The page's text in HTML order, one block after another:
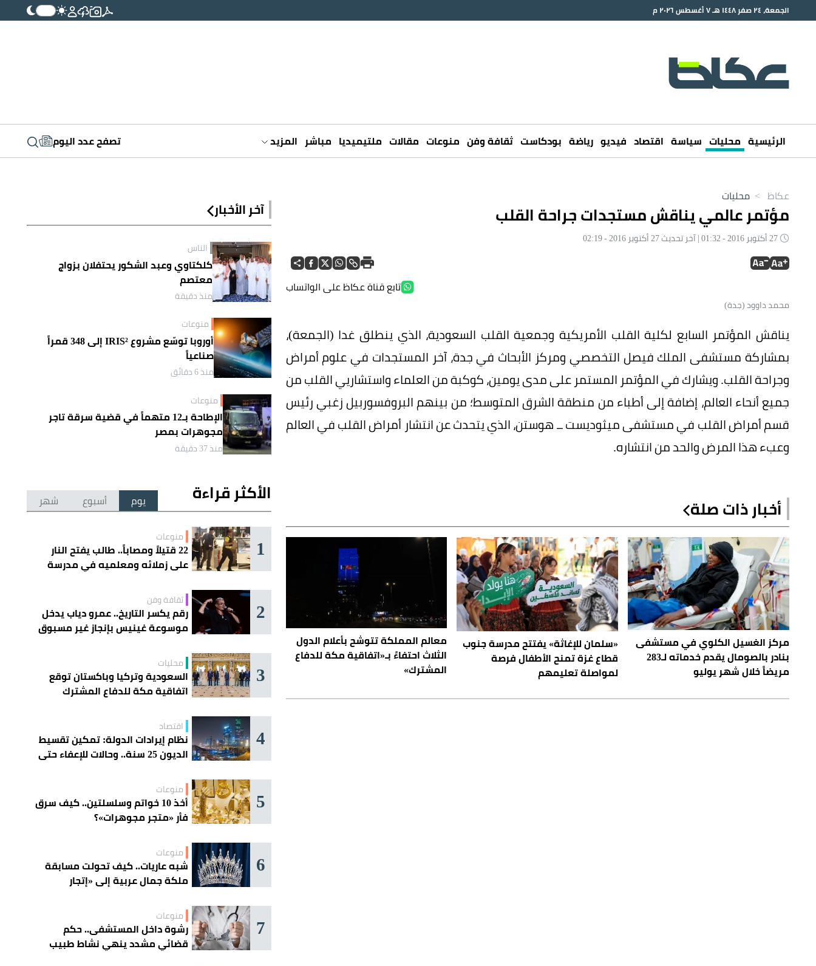
الجمعة، ٢٤ صفر ١٤٤٨ هـ ٧ أغسطس ٢٠٢٦ م
الرئيسية محليات سياسة اقتصاد فيديو رياضة بودكاست ثقافة وفن منوعات مقالات ملتيميديا مباشر المزيد تصفح عدد اليوم
عكاظ > محليات
مؤتمر عالمي يناقش مستجدات جراحة القلب
تابع قناة عكاظ على الواتساب
محمد داوود (جدة)
يناقش المؤتمر السابع لكلية القلب الأمريكية وجمعية القلب السعودية، الذي ينطلق غدا (الجمعة)،
بمشاركة مستشفى الملك فيصل التخصصي ومركز الأبحاث في جدة، آخر المستجدات في علوم أمراض
وجراحة القلب. ويشارك في المؤتمر المستمر على مدى يومين، كوكبة من العلماء واستشاريي القلب من
جميع أنحاء العالم، إضافة إلى أطباء من منطقة الشرق المتوسط؛ من بينهم البروفسوربيل زغبي رئيس
قسم أمراض القلب في مستشفى ميثوديست ــ هوستن، الذي يتحدث عن انتشار أمراض القلب في العالم
وعبء هذا المرض والحد من انتشاره.
أخبار ذات صلة
مركز الغسيل الكلوي في مستشفى
بنادر بالصومال يقدم خدماته لـ283
مريضاً خلال شهر يوليو
«سلمان للإغاثة» يفتتح مدرسة جنوب
قطاع غزة تمنح الأطفال فرصة
لمواصلة تعليمهم
معالم المملكة تتوشح بأعلام الدول
الثلاث احتفاءً بـ«اتفاقية مكة للدفاع
المشترك»
آخر الأخبار
الناس
كلكتاوي وعبد الشكور يحتفلان بزواج
معتصم
منذ دقيقة
منوعات
أوروبا توسّع مشروع IRIS² إلى 348 قمراً
صناعياً
منذ 6 دقائق
منوعات
الإطاحة بـ12 متهماً في قضية سرقة تاجر
مجوهرات بمصر
منذ 37 دقيقة
الأكثر قراءة يوم أسبوع شهر
1 منوعات
22 قتيلاً ومصاباً.. طالب يفتح النار
على زملائه ومعلميه في مدرسة
2 ثقافة وفن
رقم يكسر التاريخ.. عمرو دياب يدخل
موسوعة غينيس بإنجاز غير مسبوق
3 محليات
السعودية وتركيا وباكستان توقع
اتفاقية مكة للدفاع المشترك
4 اقتصاد
نظام إيرادات الدولة: تمكين تقسيط
الديون 25 سنة.. وحالات للإعفاء حتى
5 منوعات
أخذ 10 خواتم وسلسلتين.. كيف سرق
فأر «متجر مجوهرات»؟
6 منوعات
شبه عاريات.. كيف تحولت مسابقة
ملكة جمال عربية إلى «إتجار
7 منوعات
رشوة داخل المستشفى.. حكم
قضائي مشدد ينهي نشاط طبيب